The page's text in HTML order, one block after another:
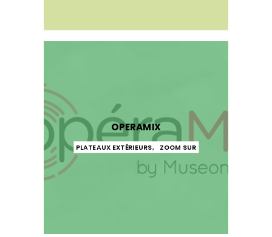
OPERAMIX
PLATEAUX EXTÉRIEURS, ZOOM SUR